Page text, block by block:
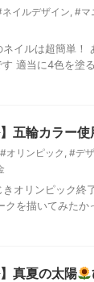
イルデザイン, #マ
ネイルは超簡単！
す 適当に4色を塗
】五輪カラー
#オリンピック , #デ
きオリンピック終
クを描いてみた
真夏の太陽